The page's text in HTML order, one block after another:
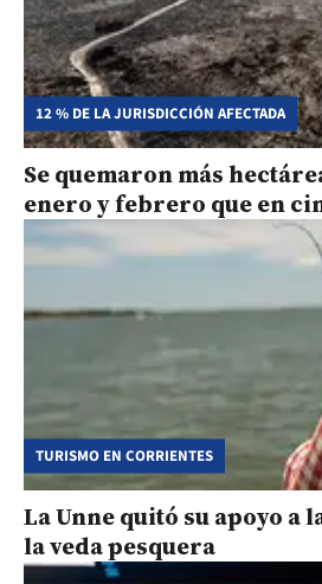
12 % DE LA JURISDICCIÓN AFECTADA
Se quemaron más
enero y febrero que en
TURISMO EN CORRIENTES
La Unne quitó su apoyo
la veda pesquera